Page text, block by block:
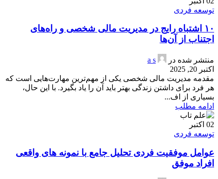
توسعه فردی
۱۰ اشتباه رایج در مدیریت مالی شخصی و راه‌های
اجتناب از آن‌ها
منتشر شده در
a s
اکتبر 20, 2025
مقدمه مدیریت مالی شخصی یکی از مهم‌ترین مهارت‌هایی است که
هر فرد برای داشتن زندگی بهتر باید آن را یاد بگیرد. با این حال،
بسیاری از اف...
ادامه مطلب
02 اکتبر
توسعه فردی
عوامل موفقیت فردی تحلیل جامع با نمونه های واقعی
افراد موفق